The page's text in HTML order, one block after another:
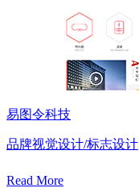
易图令科技
品牌视觉设计/标志设计
Read More